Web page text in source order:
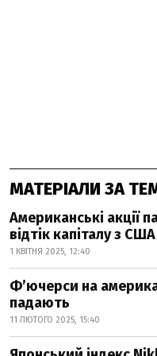
МАТЕРІАЛИ ЗА
Американські акції
відтік капіталу з США
1 КВІТНЯ 2025, 12:40
Фʼючерси на
падають
11 ЛЮТОГО 2025, 15:40